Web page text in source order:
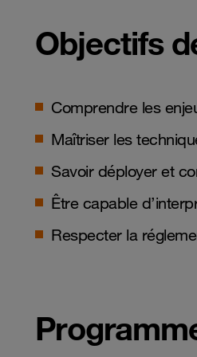
Objectifs
Comprendre les
Maîtriser les
Savoir déployer et
Être capable
Respecter la